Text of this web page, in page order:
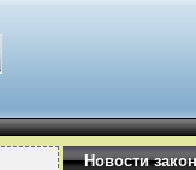
Новости